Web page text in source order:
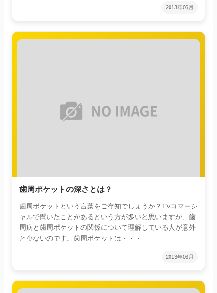
2013年06月
歯周ポケットの深さとは？
歯周ポケットという言葉をご存知でしょうか？TVコマーシ
ャルで聞いたことがあるという方が多いと思いますが、歯
周病と歯周ポケットの関係について理解している人が意外
と少ないのです。歯周ポケットは・・・
2013年03月